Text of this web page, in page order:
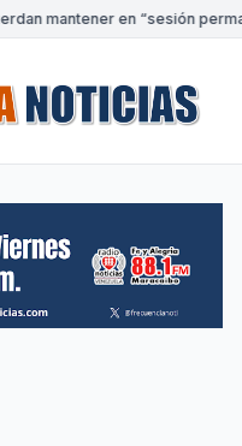
mantener en “sesión